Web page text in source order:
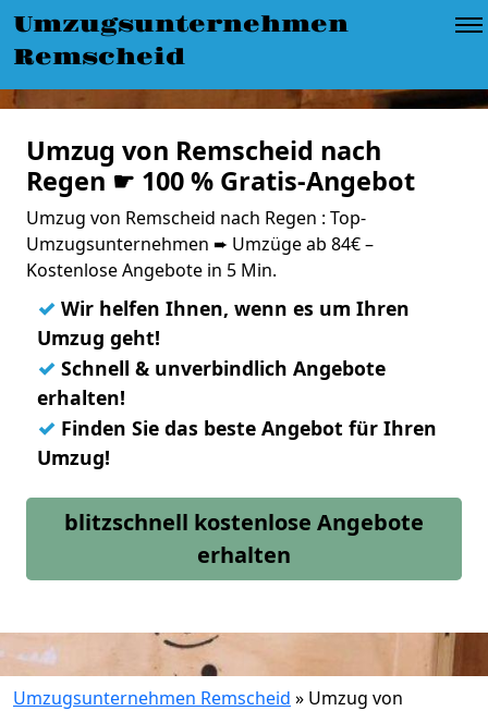
Umzugsunternehmen
Remscheid
Umzug von Remscheid nach
Regen ☛ 100 % Gratis-Angebot
Umzug von Remscheid nach Regen : Top-
Umzugsunternehmen ➨ Umzüge ab 84€ –
Kostenlose Angebote in 5 Min.
✓ Wir helfen Ihnen, wenn es um Ihren
Umzug geht!
✓ Schnell & unverbindlich Angebote
erhalten!
✓ Finden Sie das beste Angebot für Ihren
Umzug!
blitzschnell kostenlose Angebote
erhalten
Umzugsunternehmen Remscheid » Umzug von